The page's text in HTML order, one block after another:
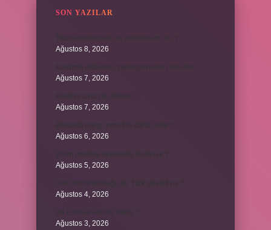
SON YAZILAR
Ağustos 8, 2026
Ağustos 7, 2026
Ağustos 7, 2026
Ağustos 6, 2026
Ağustos 5, 2026
Ağustos 4, 2026
Ağustos 3, 2026